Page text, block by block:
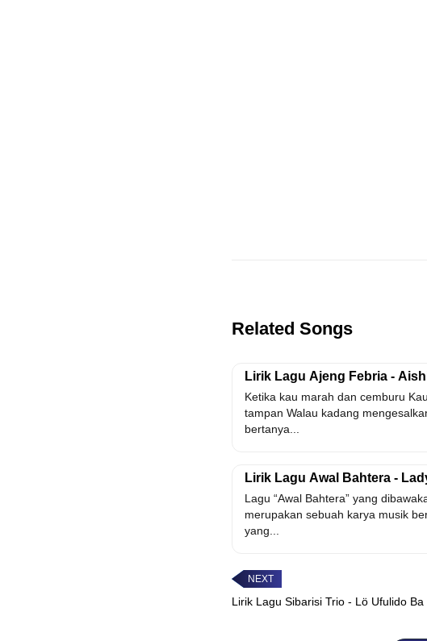
Related Songs
Lirik Lagu Ajeng Febria -
Ketika kau marah dan cemburu
tampan Walau kadang
bertanya...
Lirik Lagu Awal Bahtera -
Lagu “Awal Bahtera” yang
merupakan sebuah karya musik
yang...
Lirik Lagu Sibarisi Trio - Lö Ufulido Ba